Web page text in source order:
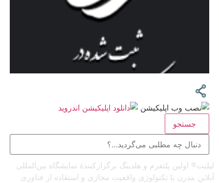
جستجو
لیلیت® اولین پلتفرم و هلدینگ برگزارکنندهٔ نمایشگاه بین‌المللی
آنلاین مدرن با تکنولوژی واقعیت مجازی و استفاده از فناوری